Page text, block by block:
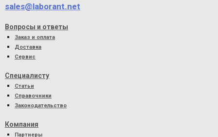
sales@laborant.net
Вопросы и ответы
Заказ и оплата
Доставка
Сервис
Специалисту
Статьи
Справочники
Законодательство
Компания
Партнеры